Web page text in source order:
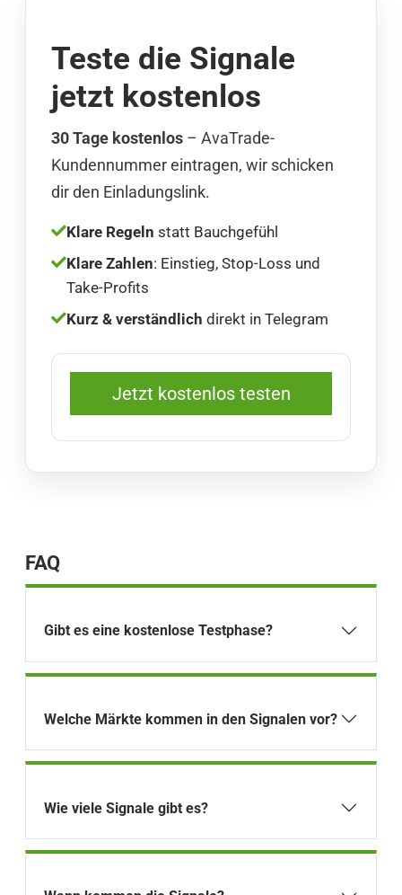
Teste die Signale
jetzt kostenlos
30 Tage kostenlos – AvaTrade-
Kundennummer eintragen, wir schicken
dir den Einladungslink.
Klare Regeln statt Bauchgefühl
Klare Zahlen: Einstieg, Stop-Loss und
Take-Profits
Kurz & verständlich direkt in Telegram
Jetzt kostenlos testen
FAQ
Gibt es eine kostenlose Testphase?
Welche Märkte kommen in den Signalen vor?
Wie viele Signale gibt es?